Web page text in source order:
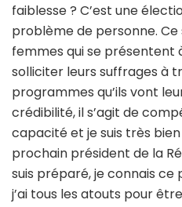
faiblesse ? C’est une
problème de personne.
femmes qui se présentent
solliciter leurs suffrages à
programmes qu’ils vont
crédibilité, il s’agit de
capacité et je suis très
prochain président de la
suis préparé, je connais ce
j’ai tous les atouts pour